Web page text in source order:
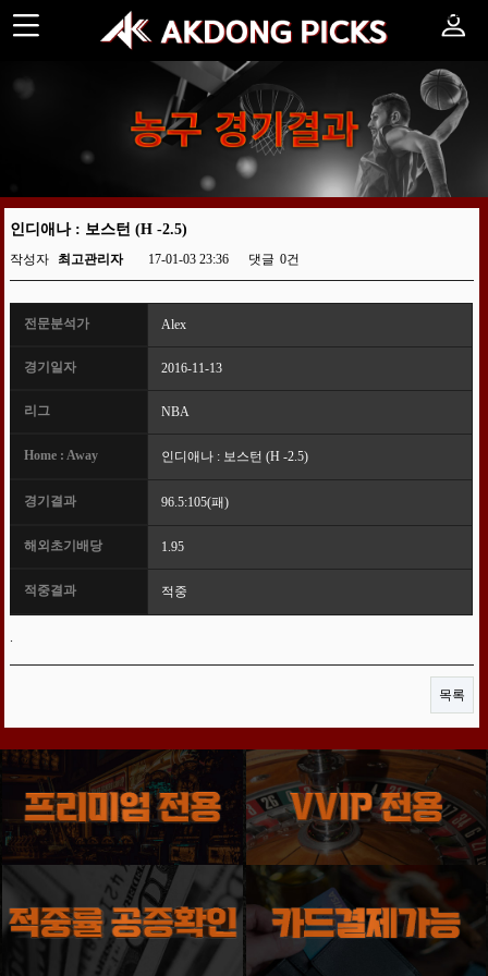
농구 경기결과
인디애나 : 보스턴 (H -2.5)
작성자 최고관리자 17-01-03 23:36 댓글 0건
전문분석가 Alex
경기일자 2016-11-13
리그 NBA
Home : Away 인디애나 : 보스턴 (H -2.5)
경기결과 96.5:105(패)
해외초기배당 1.95
적중결과 적중
목록